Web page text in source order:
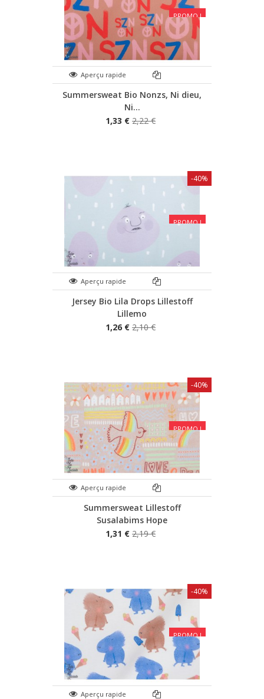
PROMO !
Aperçu rapide
Summersweat Bio Nonzs, Ni dieu,
Ni...
1,33 € 2,22 €
PROMO !
Aperçu rapide
Jersey Bio Lila Drops Lillestoff
Lillemo
1,26 € 2,10 €
-40%
PROMO !
Aperçu rapide
Summersweat Lillestoff
Susalabims Hope
1,31 € 2,19 €
-40%
PROMO !
Aperçu rapide
-40%